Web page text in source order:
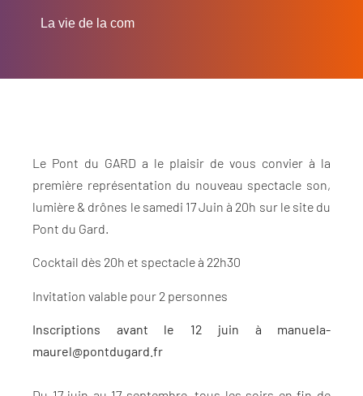
La vie de la com
Le Pont du GARD a le plaisir de vous convier à la
première représentation du nouveau spectacle son,
lumière & drônes le samedi 17 Juin à 20h sur le site du
Pont du Gard.
Cocktail dès 20h et spectacle à 22h30
Invitation valable pour 2 personnes
Inscriptions avant le 12 juin à manuela-
maurel@pontdugard.fr